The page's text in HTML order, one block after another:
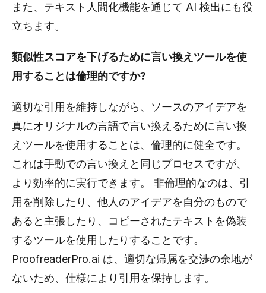
また、テキスト人間化機能を通じて AI 検出にも役
立ちます。
類似性スコアを下げるために言い換えツールを使
用することは倫理的ですか?
適切な引用を維持しながら、ソースのアイデアを
真にオリジナルの言語で言い換えるために言い換
えツールを使用することは、倫理的に健全です。
これは手動での言い換えと同じプロセスですが、
より効率的に実行できます。 非倫理的なのは、引
用を削除したり、他人のアイデアを自分のもので
あると主張したり、コピーされたテキストを偽装
するツールを使用したりすることです。
ProofreaderPro.ai は、適切な帰属を交渉の余地が
ないため、仕様により引用を保持します。